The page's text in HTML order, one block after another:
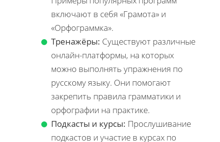
включают в себя «Грамота» и
«Орфограммка».
Тренажёры: Существуют различные
онлайн-платформы, на которых
можно выполнять упражнения по
русскому языку. Они помогают
закрепить правила грамматики и
орфографии на практике.
Подкасты и курсы: Прослушивание
подкастов и участие в курсах по